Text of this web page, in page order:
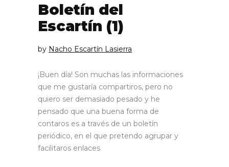
Boletín del
Escartín (1)
by Nacho Escartín Lasierra
¡Buen día! Son muchas las informaciones
que me gustaría compartiros, pero no
quiero ser demasiado pesado y he
pensado que una buena forma de
contaros es a través de un boletín
periódico, en el que pretendo agrupar y
facilitaros enlaces